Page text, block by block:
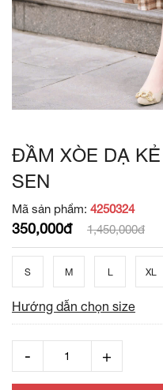
ĐẦM XÒE DẠ
SEN
Mã sản phẩm: 4250324
350,000đ 1,450,000đ
S M L XL
Hướng dẫn chọn size